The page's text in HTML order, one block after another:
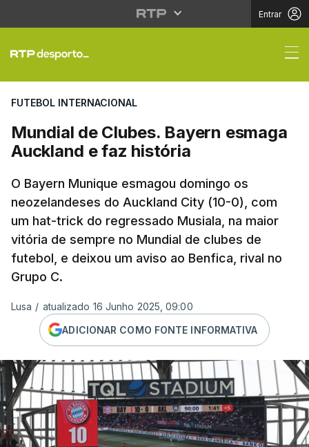
Entrar
Mundial de Clubes.
FUTEBOL INTERNACIONAL
Mundial de Clubes. Bayern esmaga
Auckland e faz história
O Bayern Munique esmagou domingo os
neozelandeses do Auckland City (10-0), com
um hat-trick do regressado Musiala, na maior
vitória de sempre no Mundial de clubes de
futebol, e deixou um aviso ao Benfica, rival no
Grupo C.
Lusa / atualizado 16 Junho 2025, 09:00
ADICIONAR COMO FONTE INFORMATIVA